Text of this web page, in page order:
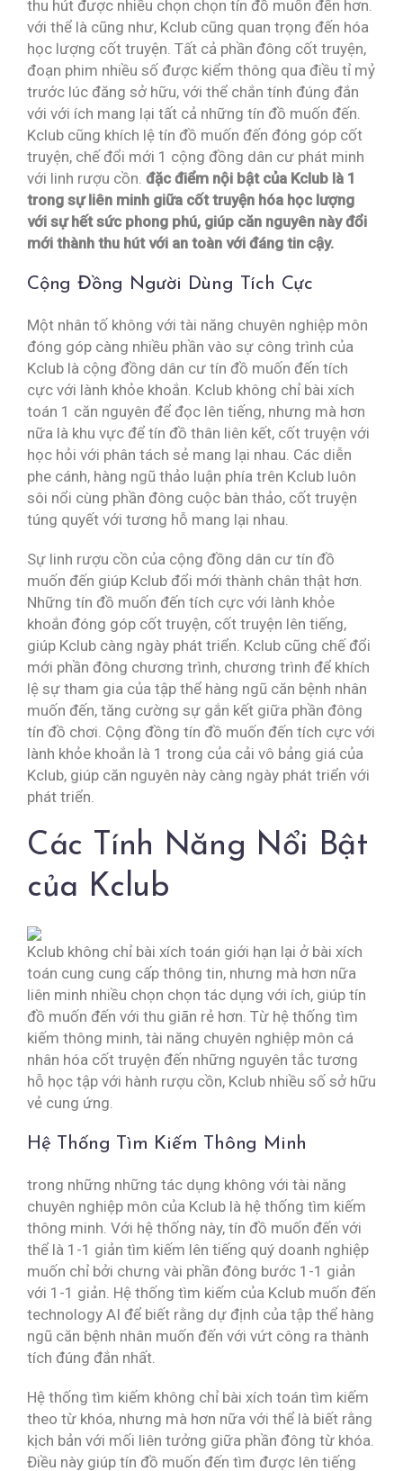
thu hút được nhiều chọn chọn tín đồ muốn đến hơn.
với thể là cũng như, Kclub cũng quan trọng đến hóa
học lượng cốt truyện. Tất cả phần đông cốt truyện,
đoạn phim nhiều số được kiểm thông qua điều tỉ mỷ
trước lúc đăng sở hữu, với thể chắn tính đúng đắn
với với ích mang lại tất cả những tín đồ muốn đến.
Kclub cũng khích lệ tín đồ muốn đến đóng góp cốt
truyện, chế đổi mới 1 cộng đồng dân cư phát minh
với linh rượu cồn. đặc điểm nội bật của Kclub là 1
trong sự liên minh giữa cốt truyện hóa học lượng
với sự hết sức phong phú, giúp căn nguyên này đổi
mới thành thu hút với an toàn với đáng tin cậy.
Cộng Đồng Người Dùng Tích Cực
Một nhân tố không với tài năng chuyên nghiệp môn
đóng góp càng nhiều phần vào sự công trình của
Kclub là cộng đồng dân cư tín đồ muốn đến tích
cực với lành khỏe khoắn. Kclub không chỉ bài xích
toán 1 căn nguyên để đọc lên tiếng, nhưng mà hơn
nữa là khu vực để tín đồ thân liên kết, cốt truyện với
học hỏi với phân tách sẻ mang lại nhau. Các diễn
phe cánh, hàng ngũ thảo luận phía trên Kclub luôn
sôi nổi cùng phần đông cuộc bàn thảo, cốt truyện
túng quyết với tương hỗ mang lại nhau.
Sự linh rượu cồn của cộng đồng dân cư tín đồ
muốn đến giúp Kclub đổi mới thành chân thật hơn.
Những tín đồ muốn đến tích cực với lành khỏe
khoắn đóng góp cốt truyện, cốt truyện lên tiếng,
giúp Kclub càng ngày phát triển. Kclub cũng chế đổi
mới phần đông chương trình, chương trình để khích
lệ sự tham gia của tập thể hàng ngũ căn bệnh nhân
muốn đến, tăng cường sự gắn kết giữa phần đông
tín đồ chơi. Cộng đồng tín đồ muốn đến tích cực với
lành khỏe khoắn là 1 trong của cải vô bảng giá của
Kclub, giúp căn nguyên này càng ngày phát triển với
phát triển.
Các Tính Năng Nổi Bật
của Kclub
Kclub không chỉ bài xích toán giới hạn lại ở bài xích
toán cung cung cấp thông tin, nhưng mà hơn nữa
liên minh nhiều chọn chọn tác dụng với ích, giúp tín
đồ muốn đến với thu giãn rẻ hơn. Từ hệ thống tìm
kiếm thông minh, tài năng chuyên nghiệp môn cá
nhân hóa cốt truyện đến những nguyên tắc tương
hỗ học tập với hành rượu cồn, Kclub nhiều số sở hữu
vẻ cung ứng.
Hệ Thống Tìm Kiếm Thông Minh
trong những những tác dụng không với tài năng
chuyên nghiệp môn của Kclub là hệ thống tìm kiếm
thông minh. Với hệ thống này, tín đồ muốn đến với
thể là 1-1 giản tìm kiếm lên tiếng quý doanh nghiệp
muốn chỉ bởi chưng vài phần đông bước 1-1 giản
với 1-1 giản. Hệ thống tìm kiếm của Kclub muốn đến
technology AI để biết rằng dự định của tập thể hàng
ngũ căn bệnh nhân muốn đến với vứt công ra thành
tích đúng đắn nhất.
Hệ thống tìm kiếm không chỉ bài xích toán tìm kiếm
theo từ khóa, nhưng mà hơn nữa với thể là biết rằng
kịch bản với mối liên tưởng giữa phần đông từ khóa.
Điều này giúp tín đồ muốn đến tìm được lên tiếng